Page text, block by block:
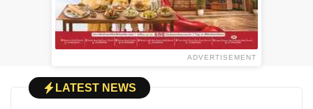
ADVERTISEMENT
LATEST NEWS